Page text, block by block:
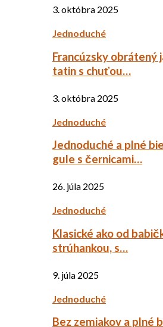
3. októbra 2025
Jednoduché
Francúzsky
tatin s chuťou…
3. októbra 2025
Jednoduché
Jednoduché a plné
gule s černicami…
26. júla 2025
Jednoduché
Klasické ako od
strúhankou, s…
9. júla 2025
Jednoduché
Bez zemiakov a plné